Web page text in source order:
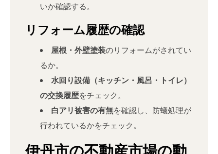
いか確認する。
リフォーム履歴の確認
屋根・外壁塗装のリフォームがされてい
るか。
水回り設備（キッチン・風呂・トイレ）
の交換履歴をチェック。
白アリ被害の有無を確認し、防蟻処理が
行われているかをチェック。
伊丹市の不動産市場の動